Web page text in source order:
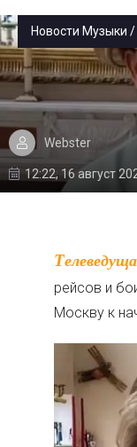
Новости Музыки
Webster
12:22, 16 август
Телеведущая застряла из-за отмены
рейсов и
Москву к